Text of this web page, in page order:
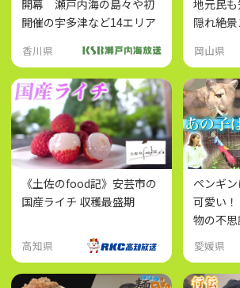
開幕 瀬戸内海の島々や初
開催の宇多津など14エリア
香川県
地元民
隠れ絶
岡山県
《土佐のfood記》安芸市の
国産ライチ 収穫最盛期
高知県
ペンギ
可愛い
物の不
愛媛県